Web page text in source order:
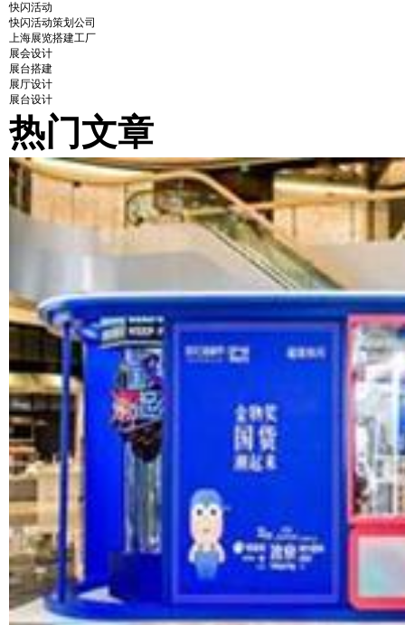
快闪活动
快闪活动策划公司
上海展览搭建工厂
展会设计
展台搭建
展厅设计
展台设计
热门文章